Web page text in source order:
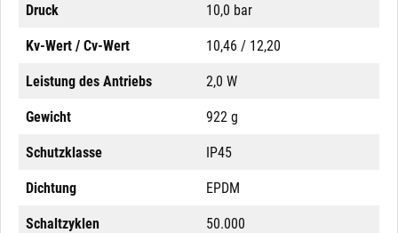
Druck 10,0 bar
Kv-Wert / Cv-Wert 10,46 / 12,20
Leistung des Antriebs 2,0 W
Gewicht 922 g
Schutzklasse IP45
Dichtung EPDM
Schaltzyklen 50.000